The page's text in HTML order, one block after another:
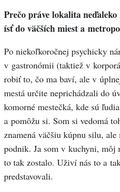
Prečo práve lokalita
ísť do väčších miest a
Po niekoľkoročnej psychicky
v gastronómii (taktiež v
robiť to, čo ma baví, ale v
mestá určite neprichádzali do
komorné mestečká, kde sú
a pomôžu si. Som si vedomá
znamená väčšiu kúpnu silu,
podnik. Ja som v kuchyni, môj
to tak zostalo. Uživí nás to a
predstavovali.